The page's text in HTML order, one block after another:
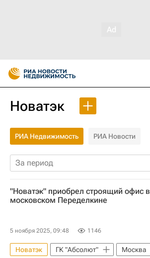
Новатэк
РИА Недвижимость РИА Новости
За период
"Новатэк" приобрел строящий офис в
московском Переделкине
5 ноября 2025, 09:48 1146
Новатэк ГК "Абсолют"
Москва